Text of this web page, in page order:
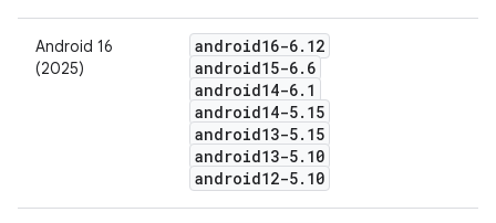
Android 16
(2025)
android16-6. 12
android15-6. 6
android14-6. 1
android14-5. 15
android13-5. 15
android13-5. 10
android12-5. 10